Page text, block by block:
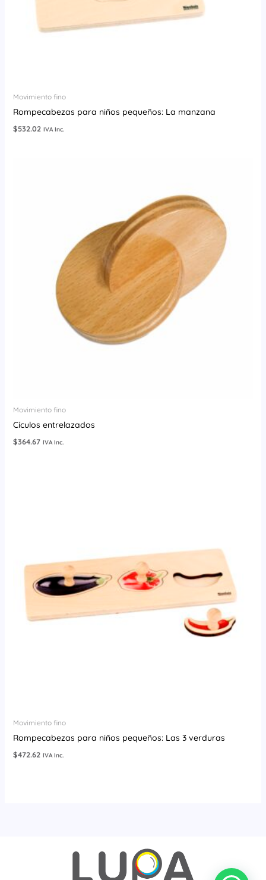
Movimiento fino
Rompecabezas para niños pequeños: La manzana
$532.02 IVA Inc.
Movimiento fino
Cículos entrelazados
$364.67 IVA Inc.
Movimiento fino
Rompecabezas para niños pequeños: Las 3 verduras
$472.62 IVA Inc.